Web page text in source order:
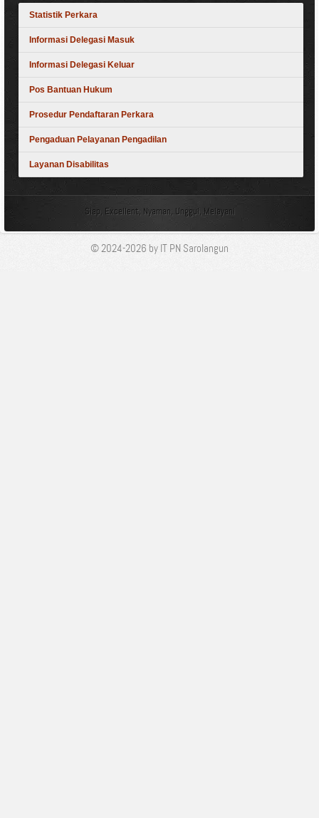
Statistik Perkara
Informasi Delegasi Masuk
Informasi Delegasi Keluar
Pos Bantuan Hukum
Prosedur Pendaftaran Perkara
Pengaduan Pelayanan Pengadilan
Layanan Disabilitas
Siap, Excellent, Nyaman, Unggul, Melayani
© 2024-2026 by IT PN Sarolangun